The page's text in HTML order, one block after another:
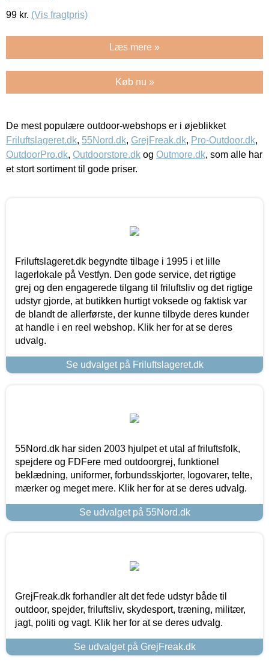
99 kr. (Vis fragtpris)
Læs mere »
Køb nu »
De mest populære outdoor-webshops er i øjeblikket
Friluftslageret.dk, 55Nord.dk, GrejFreak.dk, Pro-Outdoor.dk,
OutdoorPro.dk, Outdoorstore.dk og Outmore.dk, som alle har
et stort sortiment til gode priser.
Friluftslageret.dk begyndte tilbage i 1995 i et lille
lagerlokale på Vestfyn. Den gode service, det rigtige
grej og den engagerede tilgang til friluftsliv og det rigtige
udstyr gjorde, at butikken hurtigt voksede og faktisk var
de blandt de allerførste, der kunne tilbyde deres kunder
at handle i en reel webshop. Klik her for at se deres
udvalg.
Se udvalget på Friluftslageret.dk
55Nord.dk har siden 2003 hjulpet et utal af friluftsfolk,
spejdere og FDFere med outdoorgrej, funktionel
beklædning, uniformer, forbundsskjorter, logovarer, telte,
mærker og meget mere. Klik her for at se deres udvalg.
Se udvalget på 55Nord.dk
GrejFreak.dk forhandler alt det fede udstyr både til
outdoor, spejder, friluftsliv, skydesport, træning, militær,
jagt, politi og vagt. Klik her for at se deres udvalg.
Se udvalget på GrejFreak.dk